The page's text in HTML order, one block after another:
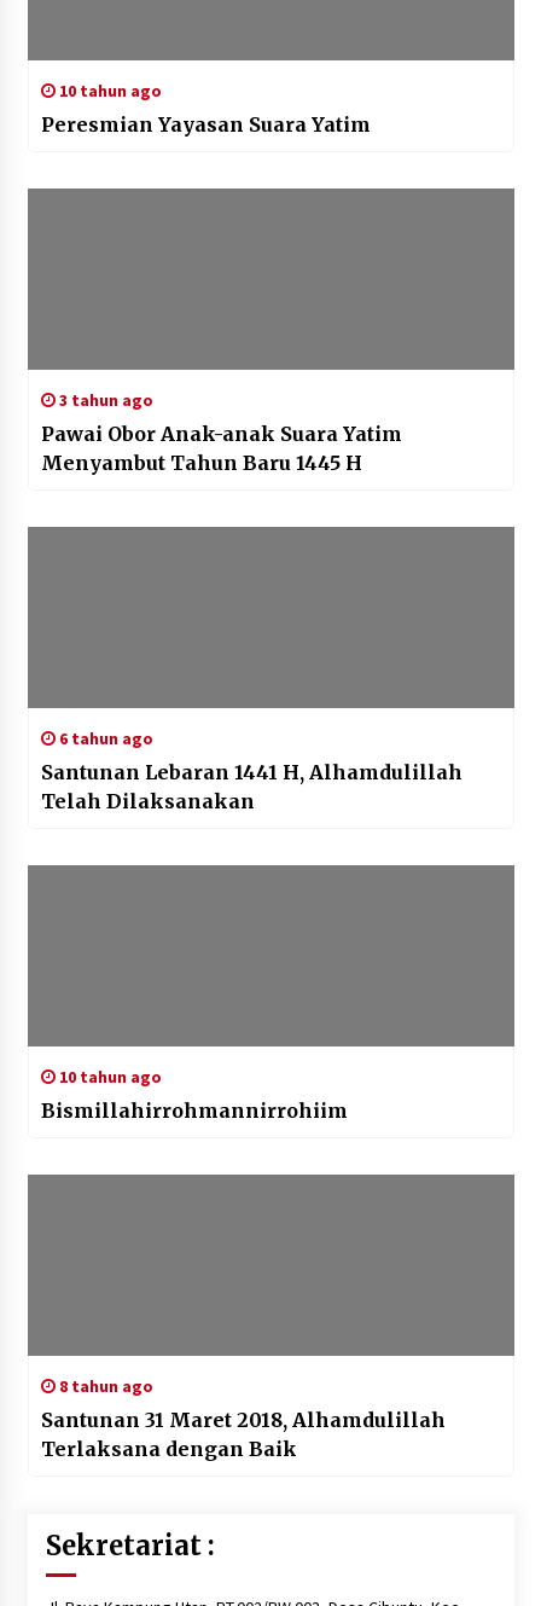
10 tahun ago
Peresmian Yayasan Suara Yatim
3 tahun ago
Pawai Obor Anak-anak Suara Yatim
Menyambut Tahun Baru 1445 H
6 tahun ago
Santunan Lebaran 1441 H, Alhamdulillah
Telah Dilaksanakan
10 tahun ago
Bismillahirrohmannirrohiim
8 tahun ago
Santunan 31 Maret 2018, Alhamdulillah
Terlaksana dengan Baik
Sekretariat :